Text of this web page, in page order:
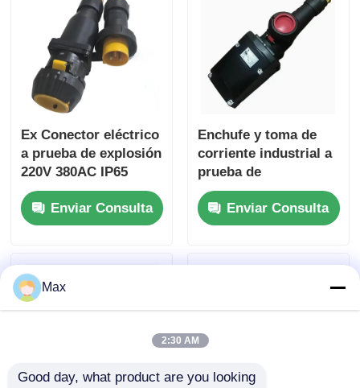
Ex Conector eléctrico
a prueba de explosión
220V 380AC IP65
Enviar Consulta
Enchufe y toma de
corriente industrial a
prueba de
explosiones 16A 32A
63A Enviar Consulta
Max
2:30 AM
Good day, what product are you looking